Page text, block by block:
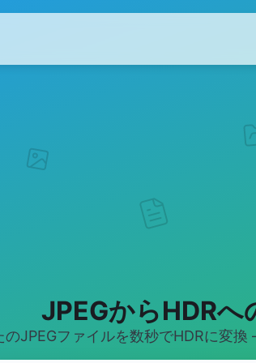
JPEGからHDRへ
のJPEGファイルを数秒でHDRに変換